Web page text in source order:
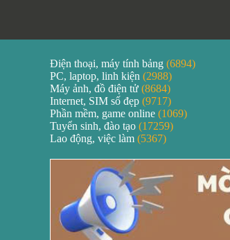
Điện thoại, máy tính bảng (6894)
PC, laptop, linh kiện (2988)
Máy ảnh, đồ điện tử (8684)
Internet, SIM số đẹp (9717)
Phần mềm, game online (1069)
Tuyển sinh, đào tạo (17259)
Lao động, việc làm (5367)